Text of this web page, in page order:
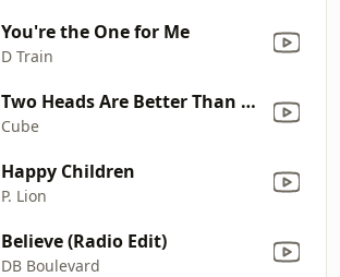
You're the One for Me
D Train
Two Heads Are Better Than One (Original 7" Version)
Cube
Happy Children
P. Lion
Believe (Radio Edit)
DB Boulevard